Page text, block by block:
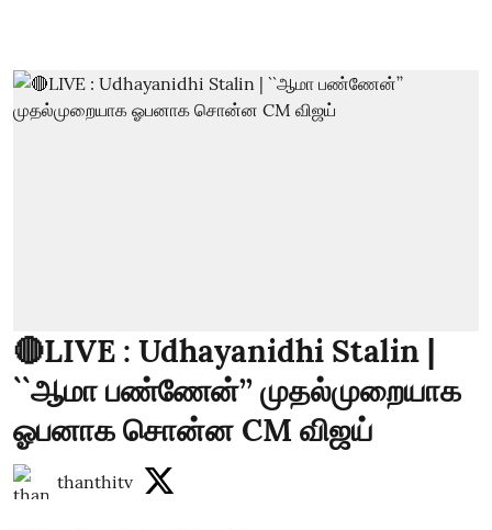
🔴LIVE : Udhayanidhi Stalin |
``ஆமா பண்ணேன்’’ முதல்முறையாக
ஓபனாக சொன்ன CM விஜய்
thanthitv